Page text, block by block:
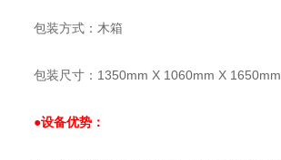
包装方式：木箱
包装尺寸：1350mm X 1060mm X 1650mm
●设备优势：